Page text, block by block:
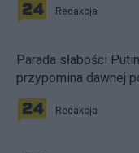
Redakcja
Parada słabości
przypomina dawnej
Redakcja